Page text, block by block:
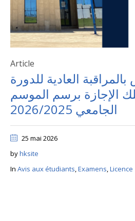
Article
العادية للدورة
الإجازة برسم الموسم
الجامعي 2026/2025
25 mai 2026
byhksite
In Avis aux étudiants,Examens,Licence